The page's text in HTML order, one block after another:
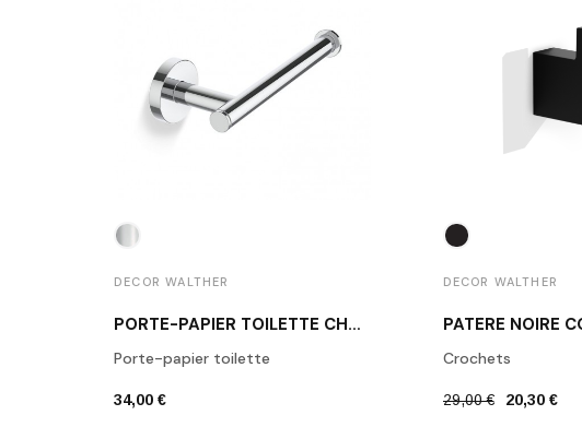
DECOR WALTHER
PORTE-PAPIER TOILETTE CHROME POLI BA TPH1
Porte-papier toilette
34,00 €
DECOR WALTHER
Crochets
29,00 € 20,30 €